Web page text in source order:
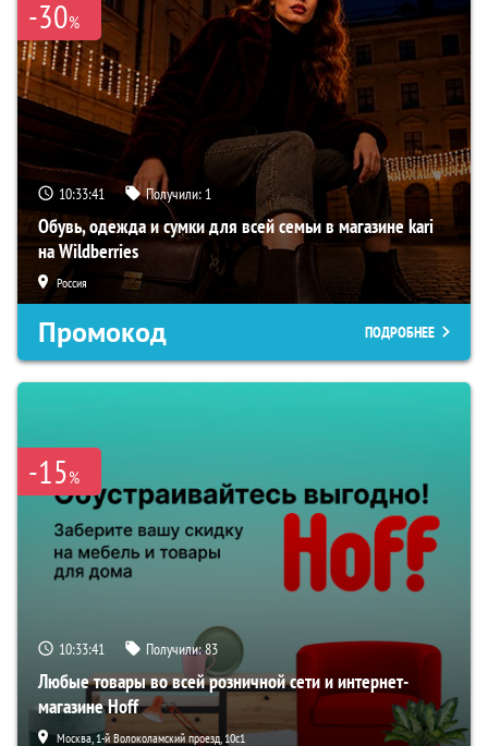
-30%
10:33:40 Получили: 1
Обувь, одежда и сумки для всей семьи в магазине kari
на Wildberries
Россия
Промокод ПОДРОБНЕЕ
-15%
10:33:40 Получили:83
Любые товары во всей розничной сети и интернет-
магазине Hoff
Москва, 1-й Волоколамский проезд, 10с1